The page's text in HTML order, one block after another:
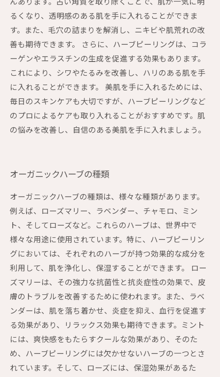
んあります。古い角質を取り除くことで、肌が一気に明
るくなり、透明感のある肌を手に入れることができま
す。また、毛穴の詰まりを解消し、ニキビや肌荒れの改
善も期待できます。 さらに、ハーブピーリングは、コラ
ーゲンやエラスチンの生成を促進する効果もあります。
これにより、シワやたるみを改善し、ハリのある肌を手
に入れることができます。 美肌を手に入れるためには、
毎日のスキンケアも大切ですが、ハーブピーリングなど
のプロによるケアも取り入れることがおすすめです。肌
の悩みを改善し、自信のある美肌を手に入れましょう。
オーガニックハーブの種類
オーガニックハーブの種類は、様々な種類があります。
例えば、ローズマリー、ラベンダー、チャモロ、ミン
ト、そしてローズなど。これらのハーブは、世界中で
様々な用途に使用されています。特に、ハーブピーリン
グにおいては、それぞれのハーブが持つ効果的な成分を
利用して、肌を浄化し、保湿することができます。 ロー
ズマリーは、その強力な抗菌性と抗炎症性の効果で、皮
膚のトラブルを改善するために使われます。また、ラベ
ンダーは、肌を落ち着かせ、炎症を抑え、血行を促進す
る効果があり、リラックス効果も期待できます。ミント
には、爽快感をもたらすクールな効果があり、そのた
め、ハーブピーリングには欠かせないハーブの一つとさ
れています。そして、ローズには、保湿効果があるた